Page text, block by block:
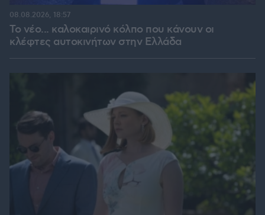
Το νέο... καλοκαιρινό κόλπο που κάνουν οι
κλέφτες αυτοκινήτων στην Ελλάδα
08.08.2026, 18:57